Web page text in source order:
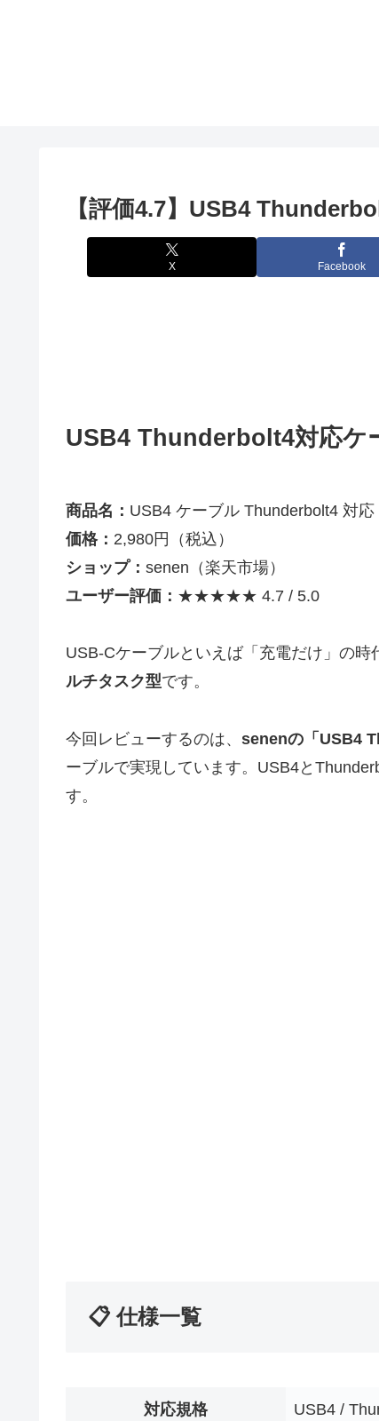
【評価4.7】USB4
X Facebook
USB4 Thunderbolt4対応ケ
商品名： USB4 ケーブル Thunderbolt4 対
価格： 2,980円（税込）
ショップ： senen（楽天市場）
ユーザー評価： ★★★★★ 4.7 / 5.0
USB-Cケーブルといえば「充電だけ」の
ルチタスク型です。
今回レビューするのは、 senenの「USB4
ーブルで実現しています。USB4と
す。
📋 仕様一覧
対応規格 USB4 /